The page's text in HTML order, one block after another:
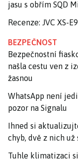
jasu s obřím SQD
Recenze: JVC XS-
BEZPEČNOST
Bezpečnostní
našla cestu ven z
žasnou
WhatsApp není
pozor na Signalu
Ihned si
chyb, dvě z nich
Tuhle klimatizaci